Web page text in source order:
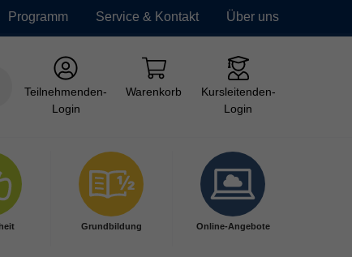
Programm Service & Kontakt Über uns
Teilnehmenden-
Login
Warenkorb
Kursleitenden-
Login
Grundbildung Online-Angebote